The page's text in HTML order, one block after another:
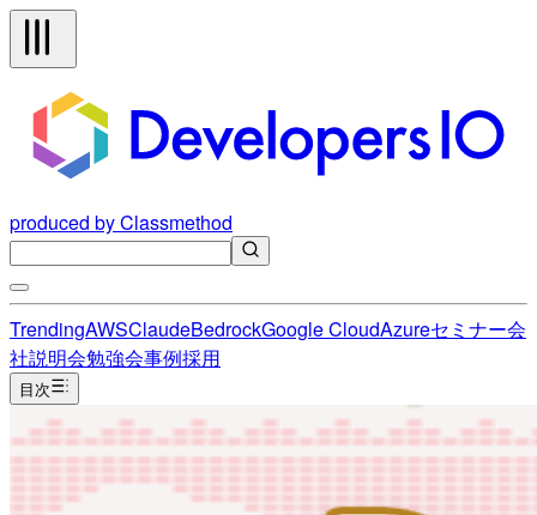
produced by Classmethod
TrendingAWSClaudeBedrockGoogle CloudAzureセミナー会
社説明会勉強会事例採用
目次